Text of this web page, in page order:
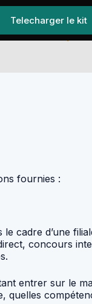
fournies :
d’une
concours
entrer sur le
Telecharger le kit